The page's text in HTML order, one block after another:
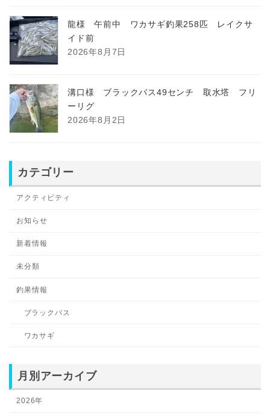
龍様 午前中 ワカサギ釣果258匹 レイクサ
イド前
2026年8月7日
溝口様 ブラックバス49センチ 取水塔 フリ
ーリグ
2026年8月2日
カテゴリー
アクティビティ
お知らせ
新着情報
未分類
釣果情報
ブラックバス
ワカサギ
月別アーカイブ
2026年